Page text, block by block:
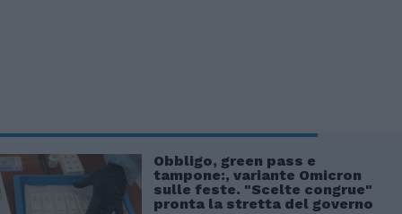
Obbligo, green pass e
tampone:, variante Omicron
sulle feste. "Scelte congrue"
pronta la stretta del governo